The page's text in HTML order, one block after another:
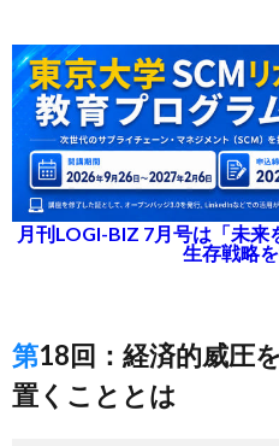
月刊LOGI-BIZ 7月号は「未
生存戦略
第18回：経済的威圧を強める中国が念頭に
置くこととは